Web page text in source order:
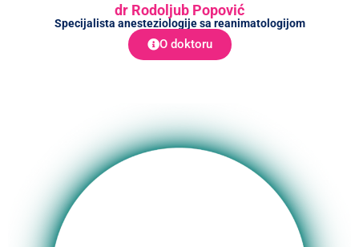
dr Rodoljub Popović
Specijalista anesteziologije sa reanimatologijom
O doktoru